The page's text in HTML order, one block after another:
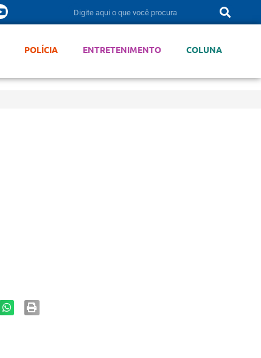
POLÍCIA ENTRETENIMENTO COLUNA